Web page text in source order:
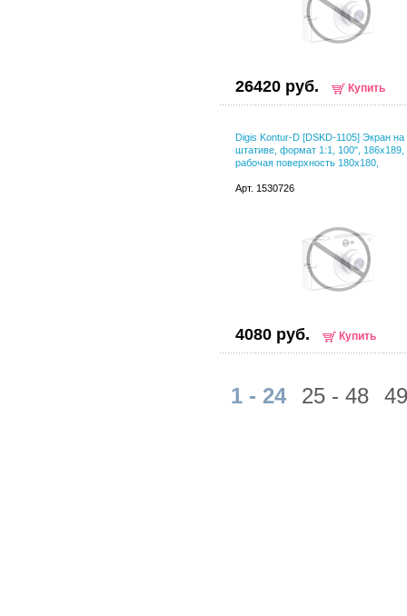
26420 руб. Купить
Digis Kontur-D [DSKD-1105] Экран на
штативе, формат 1:1, 100", 186x189,
рабочая поверхность 180x180,
Арт. 1530726
4080 руб. Купить
1 - 24 25 - 48